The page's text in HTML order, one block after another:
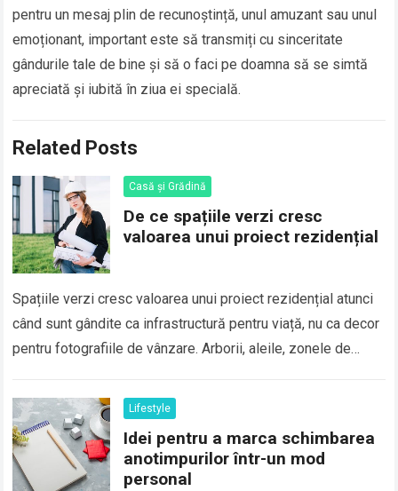
pentru un mesaj plin de recunoștință, unul amuzant sau unul
emoționant, important este să transmiți cu sinceritate
gândurile tale de bine și să o faci pe doamna să se simtă
apreciată și iubită în ziua ei specială.
Related Posts
Casă și Grădină
De ce spațiile verzi cresc
valoarea unui proiect rezidențial
Spațiile verzi cresc valoarea unui proiect rezidențial atunci
când sunt gândite ca infrastructură pentru viață, nu ca decor
pentru fotografiile de vânzare. Arborii, aleile, zonele de
Lifestyle
Idei pentru a marca schimbarea
anotimpurilor într-un mod
personal